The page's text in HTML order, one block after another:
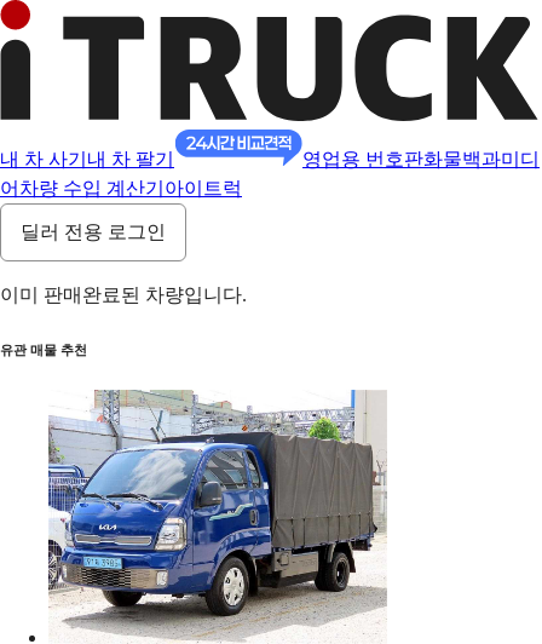
내 차 사기 내 차 팔기 영업용 번호판화물백과미디
어 차량 수입 계산기 아이트럭
딜러 전용 로그인
이미 판매완료된 차량입니다.
유관 매물 추천